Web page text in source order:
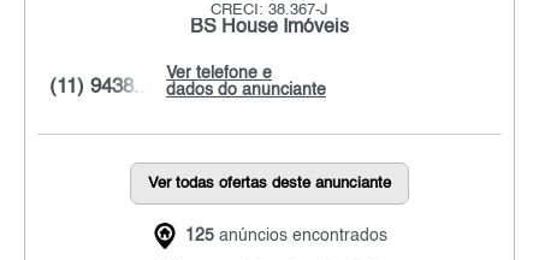
CRECI: 38.367-J
BS House Imóveis
Ver telefone e
dados do anunciante
(11) 9438...
Ver todas ofertas deste anunciante
125 anúncios encontrados